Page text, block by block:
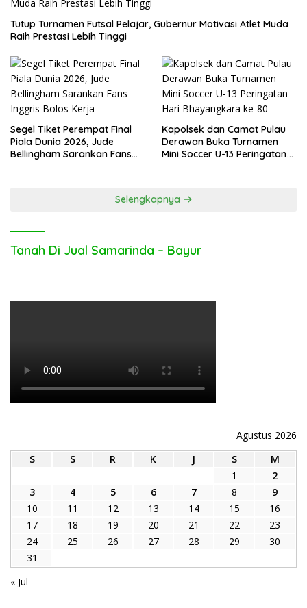
Tutup Turnamen Futsal Pelajar, Gubernur Motivasi Atlet Muda
Raih Prestasi Lebih Tinggi
Segel Tiket Perempat Final
Piala Dunia 2026, Jude
Bellingham Sarankan Fans
Kapolsek dan Camat Pulau
Derawan Buka Turnamen
Mini Soccer U-13 Peringatan
Selengkapnya
Tanah Di Jual Samarinda – Bayur
Agustus 2026
S
S R K J S
M
1
2
3
4 5 6 7 8
9
10
11 12 13 14 15
16
17
18 19 20 21 22
23
24
25 26 27 28 29
30
31
« Jul